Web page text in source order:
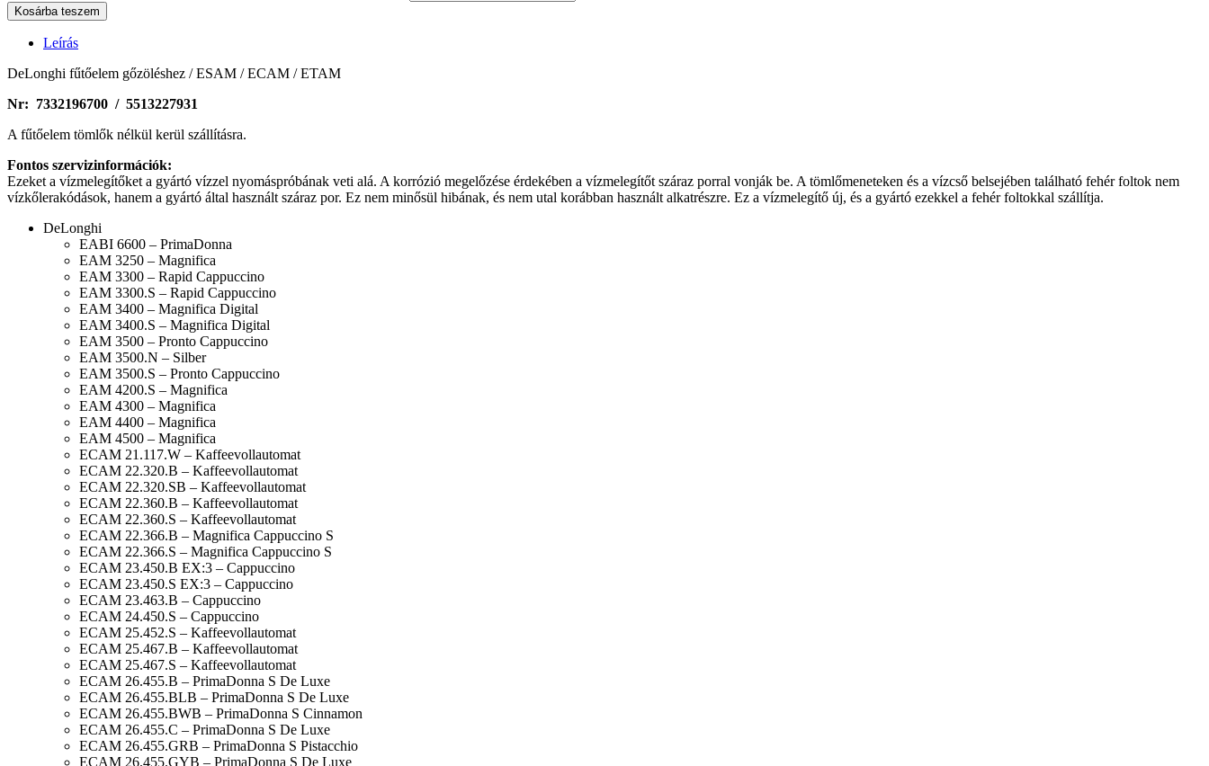
Kosárba teszem
Leírás
DeLonghi fűtőelem gőzöléshez / ESAM / ECAM / ETAM
Nr: 7332196700 / 5513227931
A fűtőelem tömlők nélkül kerül szállításra.
Fontos szervizinformációk:
Ezeket a vízmelegítőket a gyártó vízzel nyomáspróbának veti alá. A korrózió megelőzése érdekében a vízmelegítőt száraz porral vonják be. A tömlőmeneteken és a vízcső belsejében található fehér foltok nem
vízkőlerakódások, hanem a gyártó által használt száraz por. Ez nem minősül hibának, és nem utal korábban használt alkatrészre. Ez a vízmelegítő új, és a gyártó ezekkel a fehér foltokkal szállítja.
DeLonghi
EABI 6600 – PrimaDonna
EAM 3250 – Magnifica
EAM 3300 – Rapid Cappuccino
EAM 3300.S – Rapid Cappuccino
EAM 3400 – Magnifica Digital
EAM 3400.S – Magnifica Digital
EAM 3500 – Pronto Cappuccino
EAM 3500.N – Silber
EAM 3500.S – Pronto Cappuccino
EAM 4200.S – Magnifica
EAM 4300 – Magnifica
EAM 4400 – Magnifica
EAM 4500 – Magnifica
ECAM 21.117.W – Kaffeevollautomat
ECAM 22.320.B – Kaffeevollautomat
ECAM 22.320.SB – Kaffeevollautomat
ECAM 22.360.B – Kaffeevollautomat
ECAM 22.360.S – Kaffeevollautomat
ECAM 22.366.B – Magnifica Cappuccino S
ECAM 22.366.S – Magnifica Cappuccino S
ECAM 23.450.B EX:3 – Cappuccino
ECAM 23.450.S EX:3 – Cappuccino
ECAM 23.463.B – Cappuccino
ECAM 24.450.S – Cappuccino
ECAM 25.452.S – Kaffeevollautomat
ECAM 25.467.B – Kaffeevollautomat
ECAM 25.467.S – Kaffeevollautomat
ECAM 26.455.B – PrimaDonna S De Luxe
ECAM 26.455.BLB – PrimaDonna S De Luxe
ECAM 26.455.BWB – PrimaDonna S Cinnamon
ECAM 26.455.C – PrimaDonna S De Luxe
ECAM 26.455.GRB – PrimaDonna S Pistacchio
ECAM 26.455.GYB – PrimaDonna S De Luxe